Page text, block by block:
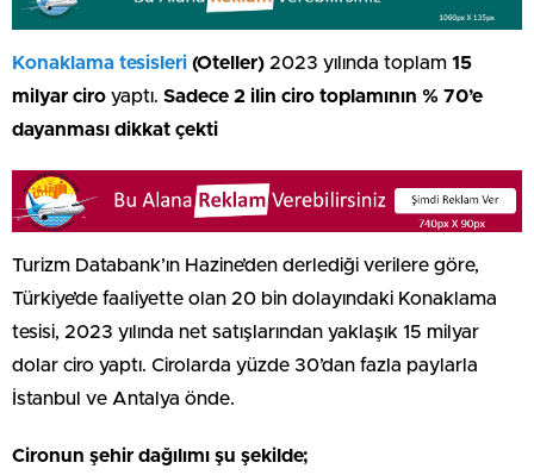
Konaklama tesisleri (Oteller) 2023 yılında toplam 15
milyar ciro yaptı. Sadece 2 ilin ciro toplamının % 70’e
dayanması dikkat çekti
Turizm Databank’ın Hazine’den derlediği verilere göre,
Türkiye’de faaliyette olan 20 bin dolayındaki Konaklama
tesisi, 2023 yılında net satışlarından yaklaşık 15 milyar
dolar ciro yaptı. Cirolarda yüzde 30’dan fazla paylarla
İstanbul ve Antalya önde.
Cironun şehir dağılımı şu şekilde;